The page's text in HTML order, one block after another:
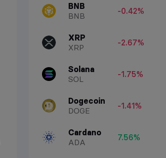
BNB
BNB
-0.42%
XRP
XRP
-2.67%
Solana
SOL
-1.75%
Dogecoin
DOGE
-1.41%
Cardano
ADA
7.56%